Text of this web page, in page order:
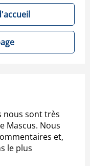
nous sont très
Mascus. Nous
et,
le plus